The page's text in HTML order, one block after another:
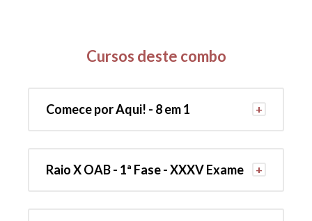
Cursos deste combo
Comece por Aqui! - 8 em 1
Raio X OAB - 1ª Fase - XXXV Exame